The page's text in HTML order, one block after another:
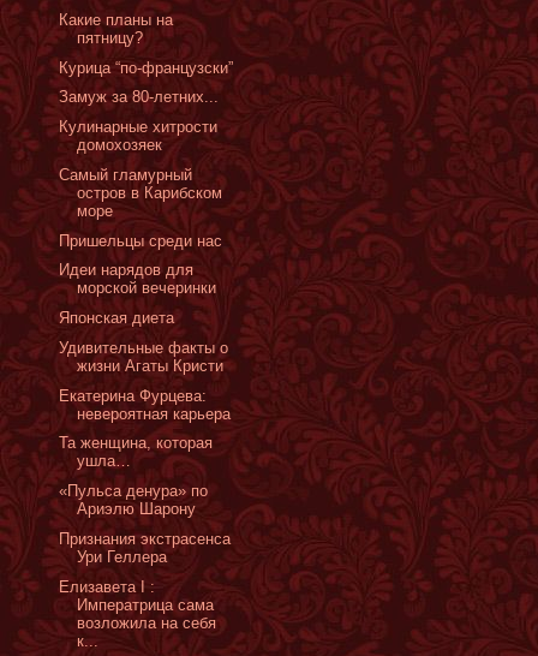
Какие планы на
пятницу?
Курица “по-французски”
Замуж за 80-летних...
Кулинарные хитрости
домохозяек
Самый гламурный
остров в Карибском
море
Пришельцы среди нас
Идеи нарядов для
морской вечеринки
Японская диета
Удивительные факты о
жизни Агаты Кристи
Екатерина Фурцева:
невероятная карьера
Та женщина, которая
ушла…
«Пульса денура» по
Ариэлю Шарону
Признания экстрасенса
Ури Геллера
Елизаветa I :
Императрица сама
возложила на себя
к...